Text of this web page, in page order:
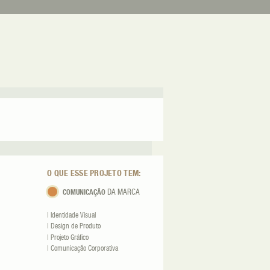
O QUE ESSE PROJETO TEM:
COMUNICAÇÃO DA MARCA
| Identidade Visual
| Design de Produto
| Projeto Gráfico
| Comunicação Corporativa